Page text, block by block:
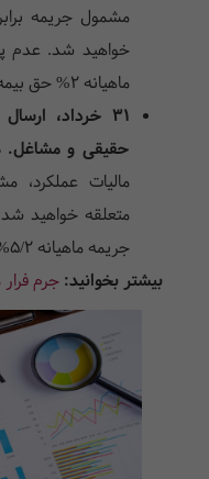
خواهید شد. عدم
ماهیانه ۲% حق بیمه متعلقه خواهد شد.
۳۱ خرداد،
حقیقی و مشاغل.
متعلقه خواهید
جریمه ماهیانه ۵/۲% مالیات ابرازی خواهد شد.
بیشتر بخوانید: جرم